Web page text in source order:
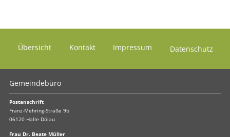
Übersicht Kontakt Impressum Datenschutz
Gemeindebüro
Postanschrift
Franz-Mehring-Straße 9b
06120 Halle Dölau
Frau Dr. Beate Müller